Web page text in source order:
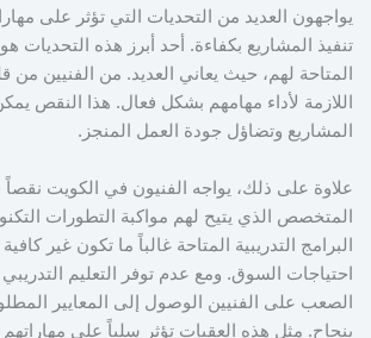
يواجهون العديد من التحديات التي تؤثر على
تنفيذ المشاريع بكفاءة. أحد أبرز هذه التحديات
المتاحة لهم، حيث يعاني العديد. من الفنيين من
اللازمة لأداء مهامهم بشكل فعال. هذا النقص
المشاريع وتضاؤل جودة العمل المنجز.
علاوة على ذلك، يواجه الفنيون في الكويت
المتخصص الذي يتيح لهم مواكبة التطورات
البرامج التدريبية المتاحة غالباً ما تكون غير
احتياجات السوق. ومع عدم توفر التعليم
الصعب على الفنيين الوصول إلى المعايير
بنجاح. مثل هذه العقبات تؤثر سلباً على مهاراتهم